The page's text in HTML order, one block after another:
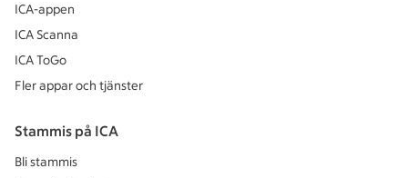
ICA-appen
ICA Scanna
ICA ToGo
Fler appar och tjänster
Stammis på ICA
Bli stammis